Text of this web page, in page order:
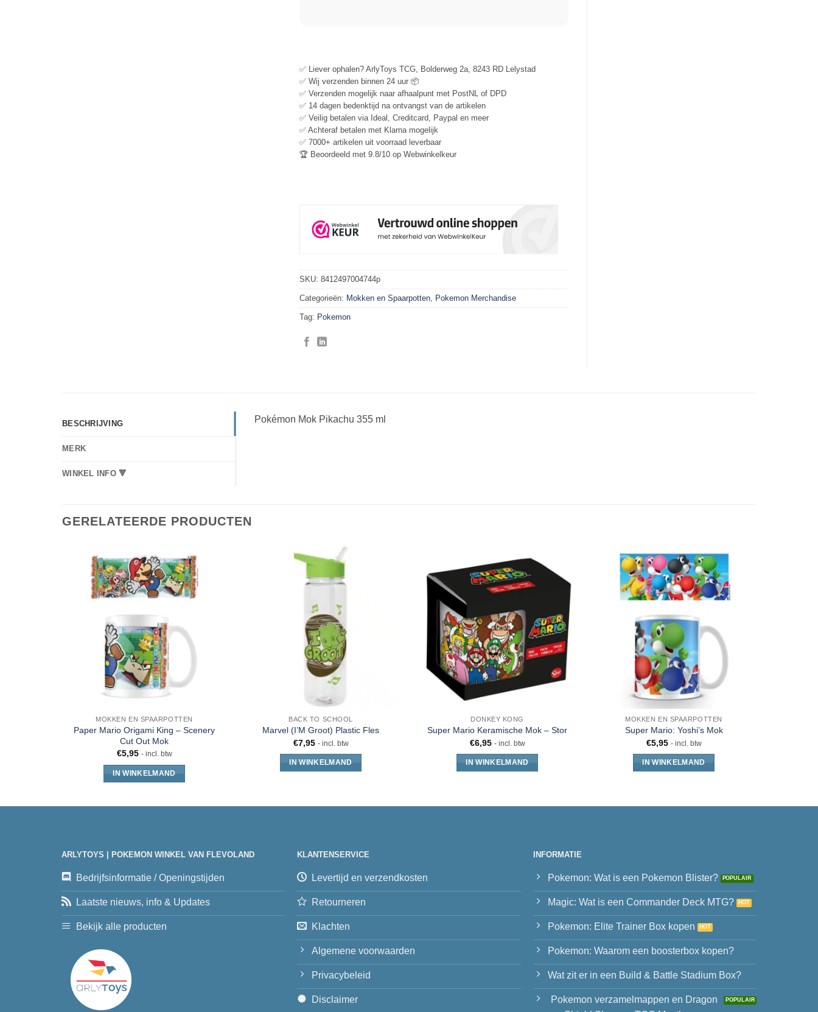
✅ Liever ophalen? ArlyToys TCG, Bolderweg 2a, 8243 RD Lelystad
✅ Wij verzenden binnen 24 uur 📦
✅ Verzenden mogelijk naar afhaalpunt met PostNL of DPD
✅ 14 dagen bedenktijd na ontvangst van de artikelen
✅ Veilig betalen via Ideal, Creditcard, Paypal en meer
✅ Achteraf betalen met Klarna mogelijk
✅ 7000+ artikelen uit voorraad leverbaar
🏆 Beoordeeld met 9.8/10 op Webwinkelkeur
SKU: 8412497004744p
Categorieën: Mokken en Spaarpotten Pokemon Merchandise
Tag: Pokemon
BESCHRIJVING
MERK
WINKEL INFO 🔻
Pokémon Mok Pikachu 355 ml
GERELATEERDE PRODUCTEN
MOKKEN EN SPAARPOTTEN
Paper Mario Origami King – Scenery
Cut Out Mok
€5,95 - incl. btw
IN WINKELMAND
BACK TO SCHOOL
Marvel (I’M Groot) Plastic Fles
€7,95 - incl. btw
IN WINKELMAND
DONKEY KONG
Super Mario Keramische Mok – Stor
€6,95 - incl. btw
IN WINKELMAND
MOKKEN EN SPAARPOTTEN
Super Mario: Yoshi’s Mok
€5,95 - incl. btw
IN WINKELMAND
ARLYTOYS | POKEMON WINKEL VAN FLEVOLAND
Bedrijfsinformatie / Openingstijden
Laatste nieuws, info & Updates
Bekijk alle producten
KLANTENSERVICE
Levertijd en verzendkosten
Retourneren
Klachten
Algemene voorwaarden
Privacybeleid
Disclaimer
INFORMATIE
Pokemon: Wat is een Pokemon Blister?
Magic: Wat is een Commander Deck MTG?
Pokemon: Elite Trainer Box kopen
Pokemon: Waarom een boosterbox kopen?
Wat zit er in een Build & Battle Stadium Box?
Pokemon verzamelmappen en Dragon